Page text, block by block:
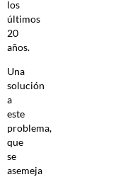
los
últimos
20
años.
Una
solución
a
este
problema,
que
se
asemeja